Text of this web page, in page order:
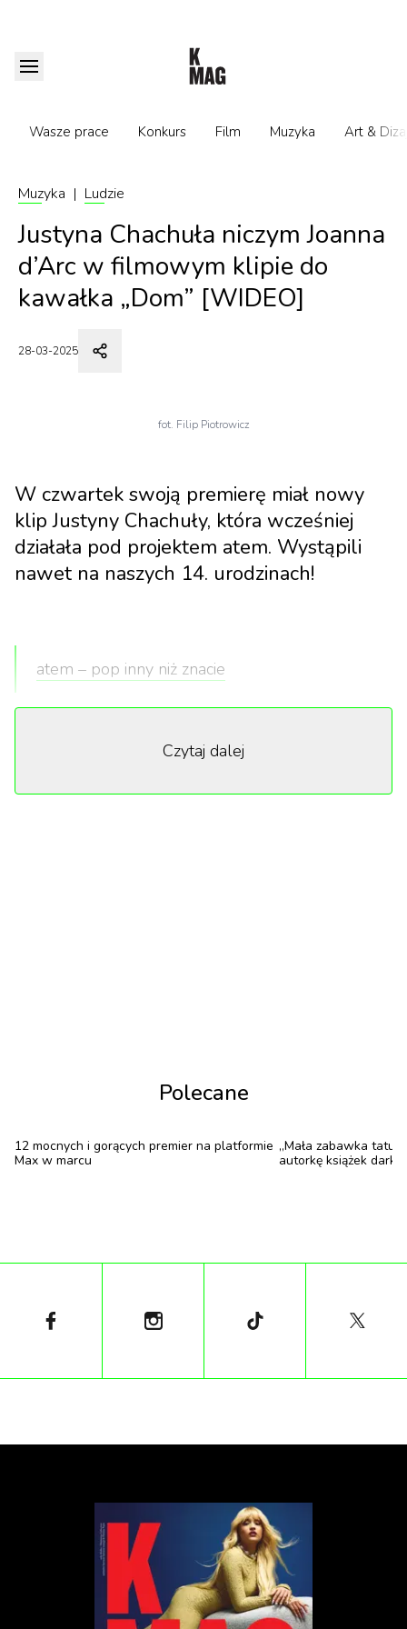
Wasze prace Konkurs Film Muzyka Art &
Muzyka | Ludzie
Justyna Chachuła niczym Joanna
d’Arc w filmowym klipie do
kawałka „Dom” [WIDEO]
28-03-2025
fot. Filip Piotrowicz
W czwartek swoją premierę miał nowy
klip Justyny Chachuły, która wcześniej
działała pod projektem atem. Wystąpili
nawet na naszych 14. urodzinach!
atem – pop inny niż znacie
W filmowym teledysku do utworu „Dom” Justyna
szukaniu swojego miejsca. Choć wpisuje się w ramy
nowoczesnego alternatywnego popu, to inspiracją
dla Justyny były również elementy twórczości
ludowej, co słychać w jej głosie i warstwie lirycznej.
Sam nastrój muzyki – paradoksalnie - jest dość
Czytaj dalej
Polecane
12 mocnych i gorących premier na platformie
Max w marcu
„Mała zabawka
autorkę książek dark